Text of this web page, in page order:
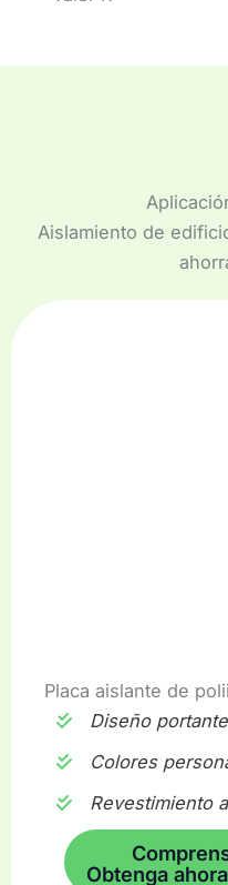
Aislamiento de
Placa aislante de
Diseño portante
Colores
Revestimiento
Obtenga